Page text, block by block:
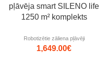
pļāvēja smart SILENO life
1250 m² komplekts
Robotizētie zāliena pļāvēji
1,649.00€